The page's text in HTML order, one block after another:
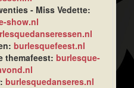
- Miss Vedette:
show.nl
burlesquefeest.nl
themafeest: burlesque-
burlesquedanseres.nl